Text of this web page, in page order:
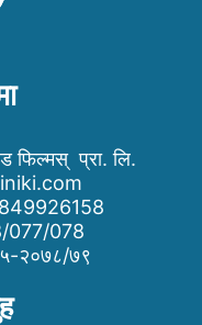
फिल्मस् प्रा. लि.
077/078
२०७८/७९